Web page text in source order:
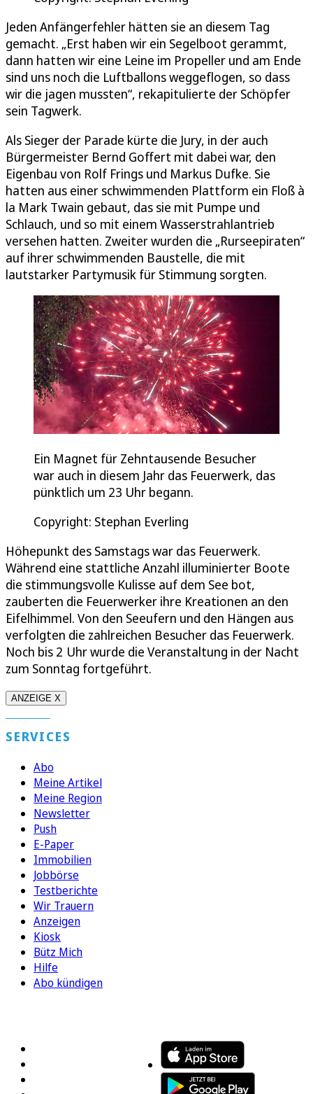
Jeden Anfängerfehler hätten sie an diesem Tag
gemacht. „Erst haben wir ein Segelboot gerammt,
dann hatten wir eine Leine im Propeller und am Ende
sind uns noch die Luftballons weggeflogen, so dass
wir die jagen mussten“, rekapitulierte der Schöpfer
sein Tagwerk.
Als Sieger der Parade kürte die Jury, in der auch
Bürgermeister Bernd Goffert mit dabei war, den
Eigenbau von Rolf Frings und Markus Dufke. Sie
hatten aus einer schwimmenden Plattform ein Floß à
la Mark Twain gebaut, das sie mit Pumpe und
Schlauch, und so mit einem Wasserstrahlantrieb
versehen hatten. Zweiter wurden die „Rurseepiraten“
auf ihrer schwimmenden Baustelle, die mit
lautstarker Partymusik für Stimmung sorgten.
Ein Magnet für Zehntausende Besucher
war auch in diesem Jahr das Feuerwerk, das
pünktlich um 23 Uhr begann.
Copyright: Stephan Everling
Höhepunkt des Samstags war das Feuerwerk.
Während eine stattliche Anzahl illuminierter Boote
die stimmungsvolle Kulisse auf dem See bot,
zauberten die Feuerwerker ihre Kreationen an den
Eifelhimmel. Von den Seeufern und den Hängen aus
verfolgten die zahlreichen Besucher das Feuerwerk.
Noch bis 2 Uhr wurde die Veranstaltung in der Nacht
zum Sonntag fortgeführt.
ANZEIGE X
SERVICES
Abo
Meine Artikel
Meine Region
Newsletter
Push
E-Paper
Immobilien
Jobbörse
Testberichte
Wir Trauern
Anzeigen
Kiosk
Bütz Mich
Hilfe
Abo kündigen